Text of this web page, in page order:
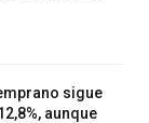
sigue
aunque